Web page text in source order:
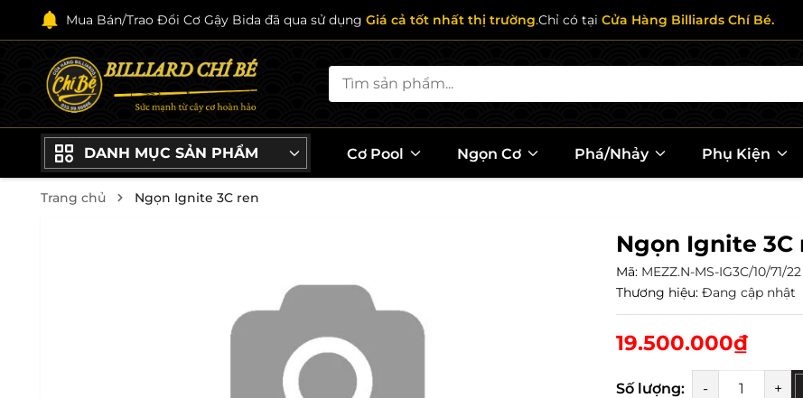
Mua Bán/Trao Đổi Cơ Gậy Bida đã qua sử dụng Giá cả tốt nhất thị trường.Chỉ có tại Cửa Hàng Billiards Chí Bé.
DANH MỤC SẢN PHẨM Cơ Pool Ngọn Cơ Phá/Nhảy Phụ Kiện
Trang chủ Ngọn Ignite 3C ren
Ngọn Ignite 3C
Mã: MEZZ.N-MS-IG3C/10/71/22
Thương hiệu: Đang cập nhật
19.500.000₫
Số lượng: - +